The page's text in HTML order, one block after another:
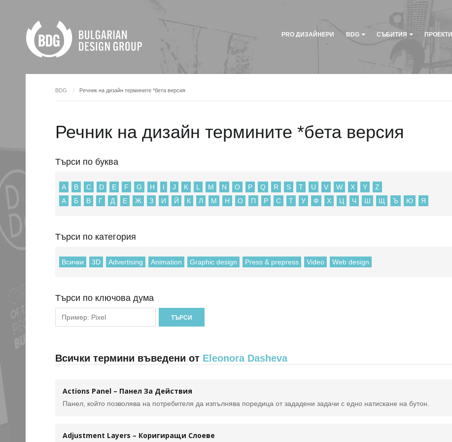
PRO ДИЗАЙНЕРИ BDG СЪБИТИЯ ПРОЕКТИ
BDG Речник на дизайн термините *бета версия
Речник на дизайн термините *бета версия
Търси по буква
A B C D E F G H I J K L M N O P Q R S T U V W X Y
Z
А
Б В Г Д Е Ж З И Й К Л М Н О П Р С Т У Ф Х Ц Ч Ш Щ Ъ Ю Я
Търси по категория
Всички 3D Advertising Animation Graphic design Press & prepress Video Web design
Търси по ключова дума
Всички термини въведени от Eleonora Dasheva
Actions Panel – Панел За Действия
Панел, който позволява на потребителя да изпълнява поредица от зададени задачи с едно натискане на бутон.
Adjustment Layers – Коригиращи Слоеве